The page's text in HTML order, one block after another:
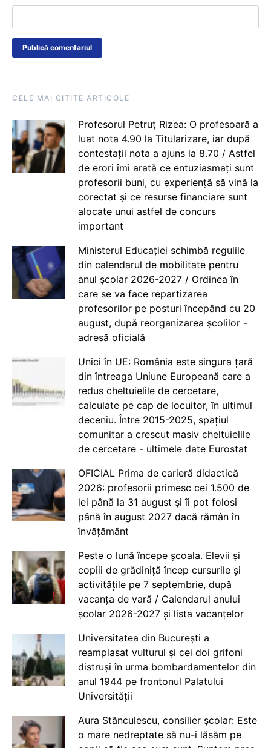
CELE MAI CITITE ARTICOLE
Profesorul Petruț Rizea: O profesoară a
luat nota 4.90 la Titularizare, iar după
contestații nota a ajuns la 8.70 / Astfel
de erori îmi arată ce entuziasmați sunt
profesorii buni, cu experiență să vină la
corectat și ce resurse financiare sunt
alocate unui astfel de concurs
important
Ministerul Educației schimbă regulile
din calendarul de mobilitate pentru
anul școlar 2026-2027 / Ordinea în
care se va face repartizarea
profesorilor pe posturi începând cu 20
august, după reorganizarea școlilor -
adresă oficială
Unici în UE: România este singura țară
din întreaga Uniune Europeană care a
redus cheltuielile de cercetare,
calculate pe cap de locuitor, în ultimul
deceniu. Între 2015-2025, spațiul
comunitar a crescut masiv cheltuielile
de cercetare - ultimele date Eurostat
OFICIAL Prima de carieră didactică
2026: profesorii primesc cei 1.500 de
lei până la 31 august și îi pot folosi
până în august 2027 dacă rămân în
învățământ
Peste o lună începe școala. Elevii și
copiii de grădiniță încep cursurile și
activitățile pe 7 septembrie, după
vacanța de vară / Calendarul anului
școlar 2026-2027 și lista vacanțelor
Universitatea din București a
reamplasat vulturul și cei doi grifoni
distruși în urma bombardamentelor din
anul 1944 pe frontonul Palatului
Universității
Aura Stănculescu, consilier școlar: Este
o mare nedreptate să nu-i lăsăm pe